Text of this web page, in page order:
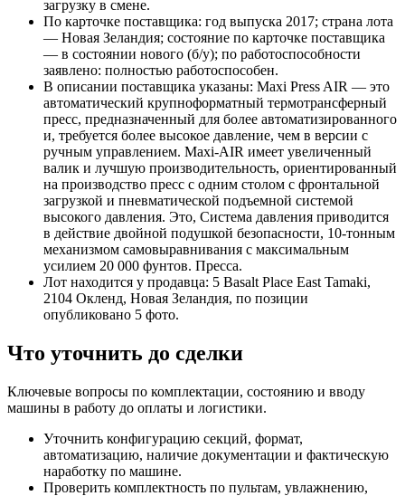
загрузку в смене.
По карточке поставщика: год выпуска 2017; страна лота
— Новая Зеландия; состояние по карточке поставщика
— в состоянии нового (б/у); по работоспособности
заявлено: полностью работоспособен.
В описании поставщика указаны: Maxi Press AIR — это
автоматический крупноформатный термотрансферный
пресс, предназначенный для более автоматизированного
и, требуется более высокое давление, чем в версии с
ручным управлением. Maxi-AIR имеет увеличенный
валик и лучшую производительность, ориентированный
на производство пресс с одним столом с фронтальной
загрузкой и пневматической подъемной системой
высокого давления. Это, Система давления приводится
в действие двойной подушкой безопасности, 10-тонным
механизмом самовыравнивания с максимальным
усилием 20 000 фунтов. Пресса.
Лот находится у продавца: 5 Basalt Place East Tamaki,
2104 Окленд, Новая Зеландия, по позиции
опубликовано 5 фото.
Что уточнить до сделки
Ключевые вопросы по комплектации, состоянию и вводу
машины в работу до оплаты и логистики.
Уточнить конфигурацию секций, формат,
автоматизацию, наличие документации и фактическую
наработку по машине.
Проверить комплектность по пультам, увлажнению,